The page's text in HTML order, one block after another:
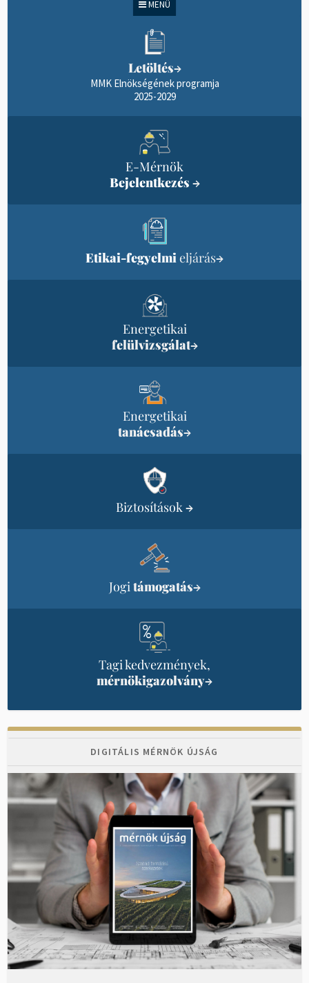
MENÜ
Letöltés→
MMK Elnökségének programja
2025-2029
E-Mérnök
Bejelentkezés →
Etikai-fegyelmieljárás→
Energetikai
felülvizsgálat→
Energetikai
tanácsadás→
Biztosítások →
Jogitámogatás→
Tagi kedvezmények,
mérnökigazolvány→
DIGITÁLIS MÉRNÖK ÚJSÁG